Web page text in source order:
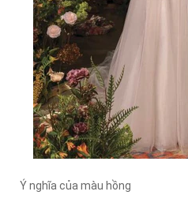
Ý nghĩa của màu hồng